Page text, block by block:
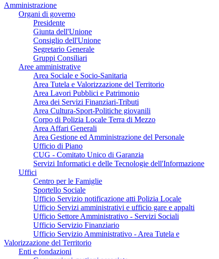
Amministrazione
Organi di governo
Presidente
Giunta dell'Unione
Consiglio dell'Unione
Segretario Generale
Gruppi Consiliari
Aree amministrative
Area Sociale e Socio-Sanitaria
Area Tutela e Valorizzazione del Territorio
Area Lavori Pubblici e Patrimonio
Area dei Servizi Finanziari-Tributi
Area Cultura-Sport-Politiche giovanili
Corpo di Polizia Locale Terra di Mezzo
Area Affari Generali
Area Gestione ed Amministrazione del Personale
Ufficio di Piano
CUG - Comitato Unico di Garanzia
Servizi Informatici e delle Tecnologie dell'Informazione
Uffici
Centro per le Famiglie
Sportello Sociale
Ufficio Servizio notificazione atti Polizia Locale
Ufficio Servizi amministrativi e ufficio gare e appalti
Ufficio Settore Amministrativo - Servizi Sociali
Ufficio Servizio Finanziario
Ufficio Servizio Amministrativo - Area Tutela e
Valorizzazione del Territorio
Enti e fondazioni